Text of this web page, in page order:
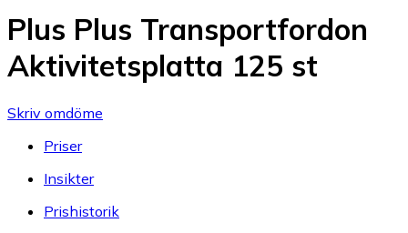
Plus Plus Transportfordon
Aktivitetsplatta 125 st
Skriv omdöme
Priser
Insikter
Prishistorik